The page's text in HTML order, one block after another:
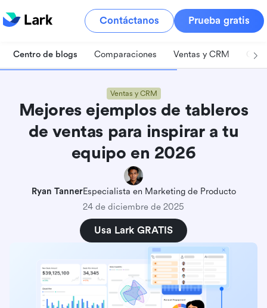
Contáctanos Prueba gratis
Centro de blogs Comparaciones Ventas y CRM
Ventas y CRM
Mejores ejemplos de tableros
de ventas para inspirar a tu
equipo en 2026
Ryan TannerEspecialista en Marketing de Producto
24 de diciembre de 2025
Usa Lark GRATIS